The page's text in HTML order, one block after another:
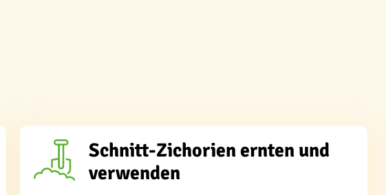
Schnitt-Zichorien ernten und
verwenden